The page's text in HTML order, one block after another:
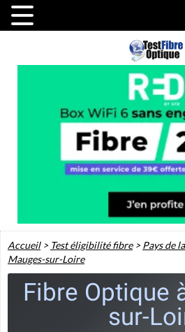
Accueil> Test éligibilité fibre>Pays de
Mauges-sur-Loire
Fibre Optique
sur-